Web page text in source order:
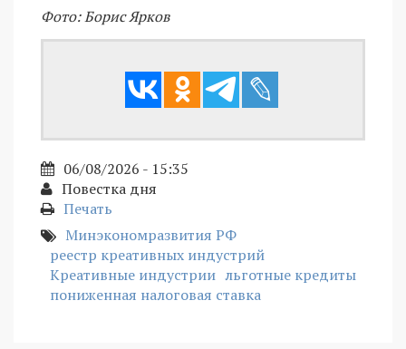
Фото: Борис Ярков
06/08/2026 - 15:35
Повестка дня
Печать
Минэкономразвития РФ
реестр креативных индустрий
Креативные индустрии льготные кредиты
пониженная налоговая ставка